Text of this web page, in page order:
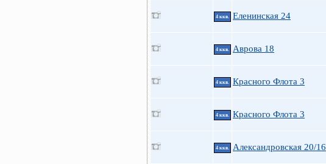
4 ккв. Еленинская 24
4 ккв. Аврова 18
4 ккв. Красного Флота 3
4 ккв. Красного Флота 3
4 ккв. Александровская 20/16